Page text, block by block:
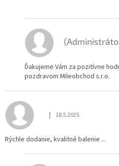
Ďakujeme Vám za pozitívne
pozdravom Mileobchod s.r.o.
Hodnotenie obchodu je 5
| 18.5.2025
Rýchle dodanie, kvalitné balenie ...